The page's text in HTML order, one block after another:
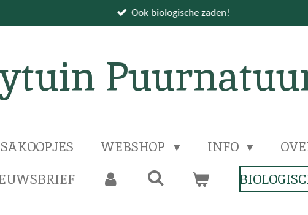
Ook biologische zaden!
WEBSHOP INFO